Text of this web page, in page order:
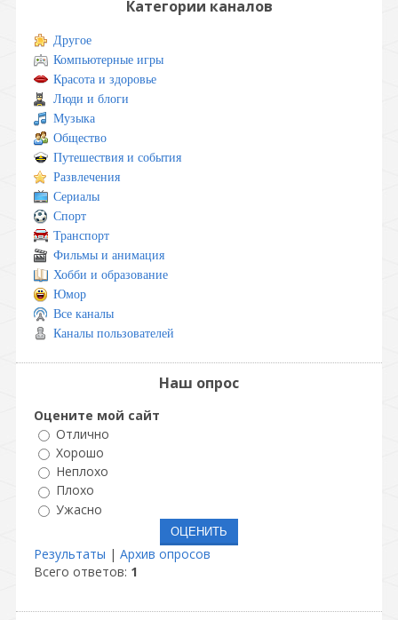
Категории каналов
Другое
Компьютерные игры
Красота и здоровье
Люди и блоги
Музыка
Общество
Путешествия и события
Развлечения
Сериалы
Спорт
Транспорт
Фильмы и анимация
Хобби и образование
Юмор
Все каналы
Каналы пользователей
Наш опрос
Оцените мой сайт
Отлично
Хорошо
Неплохо
Плохо
Ужасно
Результаты | Архив опросов
Всего ответов: 1